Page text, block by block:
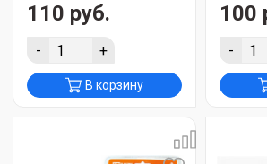
110 руб.
- +
В корзину
100
-